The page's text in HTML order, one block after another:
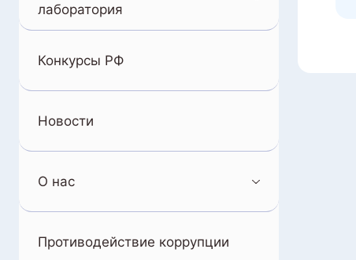
лаборатория
Конкурсы РФ
Новости
О нас
Противодействие коррупции